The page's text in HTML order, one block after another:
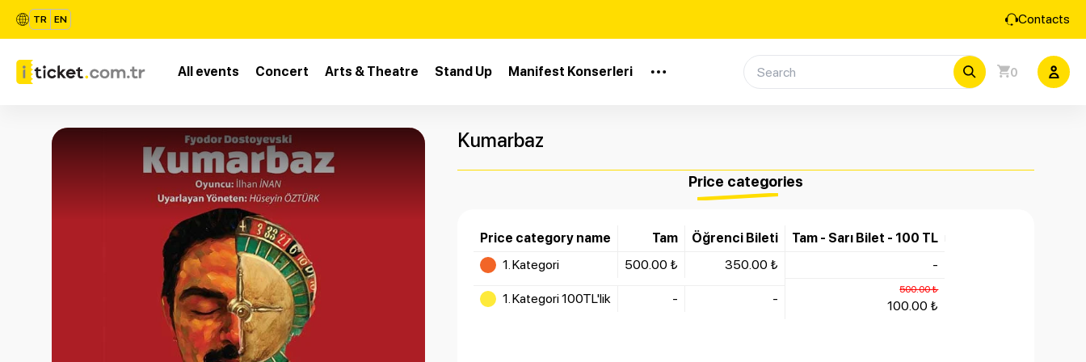
TR EN Contacts
All events Concert Arts & Theatre Stand Up Manifest Konserleri 0
Kumarbaz
Price categories
Price category name Tam Öğrenci Bileti
Tam - Sarı Bilet - 100 TL
1. Kategori
500.00 ₺ 350.00 ₺ -
1. Kategori 100TL'lik - -
500.00 ₺
100.00 ₺